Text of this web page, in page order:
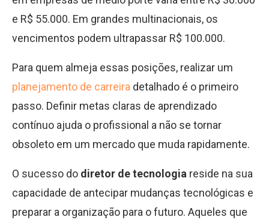
e R$ 55.000. Em grandes multinacionais, os
vencimentos podem ultrapassar R$ 100.000.
Para quem almeja essas posições, realizar um
planejamento de carreira detalhado é o primeiro
passo. Definir metas claras de aprendizado
contínuo ajuda o profissional a não se tornar
obsoleto em um mercado que muda rapidamente.
O sucesso do diretor de tecnologia reside na sua
capacidade de antecipar mudanças tecnológicas e
preparar a organização para o futuro. Aqueles que